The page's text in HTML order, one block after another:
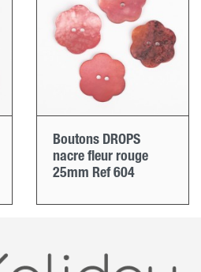
Boutons DROPS
nacre fleur rouge
25mm Ref 604